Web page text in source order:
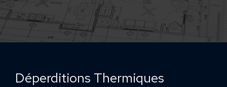
Déperditions Thermiques